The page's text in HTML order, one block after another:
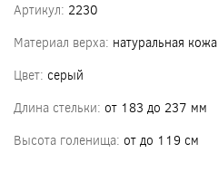
Артикул: 2230
Материал верха: натуральная кожа
Цвет: серый
Длина стельки: от 183 до 237 мм
Высота голенища: от до 119 см